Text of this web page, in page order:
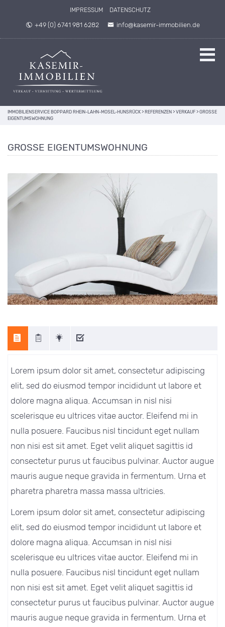
IMPRESSUM DATENSCHUTZ
+49 (0) 6741 981 6282 info@kasemir-immobilien.de
IMMOBILIENSERVICE BOPPARD RHEIN-LAHN-MOSEL-HUNSRÜCK > REFERENZEN > VERKAUF > GROSSE E
IGENTUMSWOHNUNG
GROSSE EIGENTUMSWOHNUNG
Lorem ipsum dolor sit amet, consectetur adipiscing
elit, sed do eiusmod tempor incididunt ut labore et
dolore magna aliqua. Accumsan in nisl nisi
scelerisque eu ultrices vitae auctor. Eleifend mi in
nulla posuere. Faucibus nisl tincidunt eget nullam
non nisi est sit amet. Eget velit aliquet sagittis id
consectetur purus ut faucibus pulvinar. Auctor augue
mauris augue neque gravida in fermentum. Urna et
pharetra pharetra massa massa ultricies.
Lorem ipsum dolor sit amet, consectetur adipiscing
elit, sed do eiusmod tempor incididunt ut labore et
dolore magna aliqua. Accumsan in nisl nisi
scelerisque eu ultrices vitae auctor. Eleifend mi in
nulla posuere. Faucibus nisl tincidunt eget nullam
non nisi est sit amet. Eget velit aliquet sagittis id
consectetur purus ut faucibus pulvinar. Auctor augue
mauris augue neque gravida in fermentum. Urna et